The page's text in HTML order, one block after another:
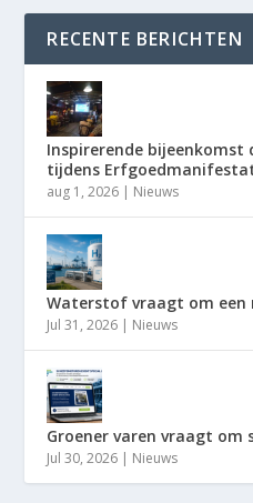
RECENTE BERICHTEN
Inspirerende
tijdens
aug 1, 2026 | Nieuws
Waterstof vraagt om een
Jul 31, 2026 | Nieuws
Groener varen vraagt om
Jul 30, 2026 | Nieuws